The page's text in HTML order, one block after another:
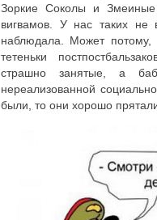
Зоркие Соколы и
вигвамов. У нас таких
наблюдала. Может потому,
тетеньки
страшно занятые, а
нереализованной
были, то они хорошо